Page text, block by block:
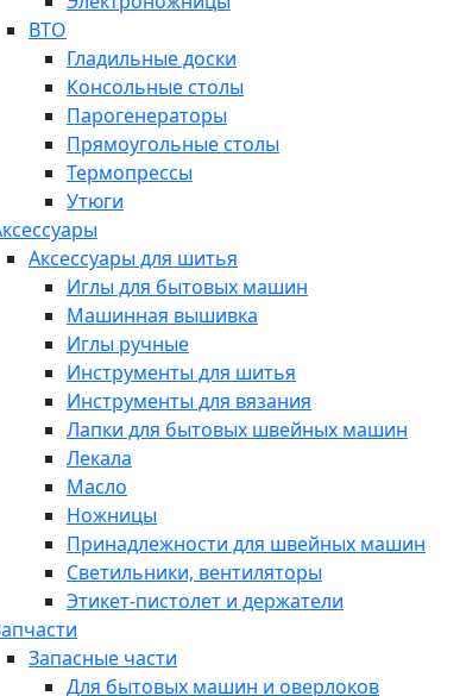
ВТО
Гладильные доски
Консольные столы
Парогенераторы
Прямоугольные столы
Термопрессы
Утюги
Аксессуары для шитья
Иглы для бытовых машин
Машинная вышивка
Иглы ручные
Инструменты для шитья
Инструменты для вязания
Лапки для бытовых швейных машин
Лекала
Масло
Ножницы
Принадлежности для швейных машин
Светильники, вентиляторы
Этикет-пистолет и держатели
Запасные части
Для бытовых машин и оверлоков